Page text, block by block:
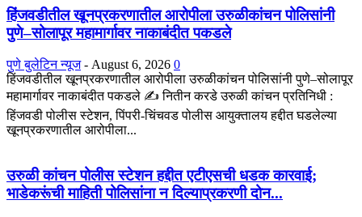
हिंजवडीतील खूनप्रकरणातील आरोपीला उरुळीकांचन पोलिसांनी
पुणे–सोलापूर महामार्गावर नाकाबंदीत पकडले
पुणे बुलेटिन न्यूज - August 6, 2026 0
हिंजवडीतील खूनप्रकरणातील आरोपीला उरुळीकांचन पोलिसांनी पुणे–सोलापूर
महामार्गावर नाकाबंदीत पकडले ✍️ नितीन करडे उरुळी कांचन प्रतिनिधी :
हिंजवडी पोलीस स्टेशन, पिंपरी-चिंचवड पोलीस आयुक्तालय हद्दीत घडलेल्या
खूनप्रकरणातील आरोपीला...
उरुळी कांचन पोलीस स्टेशन हद्दीत एटीएसची धडक कारवाई;
भाडेकरूंची माहिती पोलिसांना न दिल्याप्रकरणी दोन...